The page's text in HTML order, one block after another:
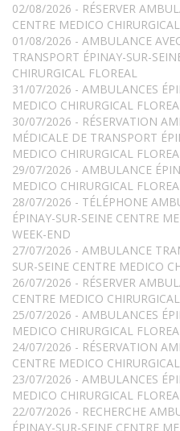
02/08/2026 - RÉSERVER
CENTRE MEDICO
01/08/2026 - AMBULANCE
TRANSPORT ÉPINAY-SUR-
CHIRURGICAL FLOREAL
31/07/2026 - AMBULANCES
MEDICO CHIRURGICAL
30/07/2026 - RÉSERVATION
MÉDICALE DE TRANSPORT
MEDICO CHIRURGICAL
29/07/2026 - AMBULANCE
MEDICO CHIRURGICAL
28/07/2026 - TÉLÉPHONE
ÉPINAY-SUR-SEINE CENTRE
WEEK-END
27/07/2026 - AMBULANCE
SUR-SEINE CENTRE MEDICO
26/07/2026 - RÉSERVER
CENTRE MEDICO
25/07/2026 - AMBULANCES
MEDICO CHIRURGICAL
24/07/2026 - RÉSERVATION
CENTRE MEDICO
23/07/2026 - AMBULANCES
MEDICO CHIRURGICAL
22/07/2026 - RECHERCHE
ÉPINAY-SUR-SEINE CENTRE